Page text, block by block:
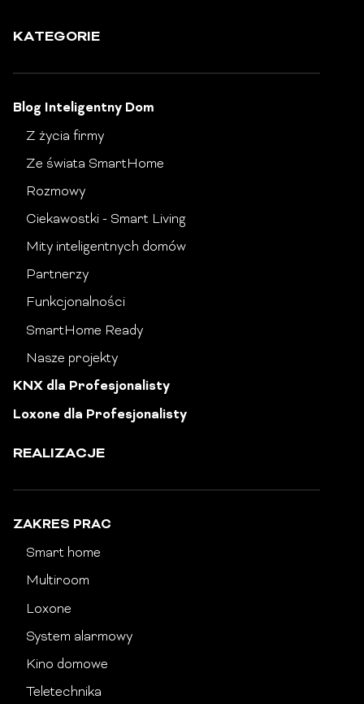
KATEGORIE
Blog Inteligentny Dom
Z życia firmy
Ze świata SmartHome
Rozmowy
Ciekawostki - Smart Living
Mity inteligentnych domów
Partnerzy
Funkcjonalności
SmartHome Ready
Nasze projekty
KNX dla Profesjonalisty
Loxone dla Profesjonalisty
REALIZACJE
ZAKRES PRAC
Smart home
Multiroom
Loxone
System alarmowy
Kino domowe
Teletechnika